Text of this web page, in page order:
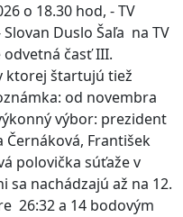
o 18.30 hod, - TV
Duslo Šaľa na TV
odvetná časť III.
ktorej štartujú tiež
od novembra
výbor: prezident
Černáková, František
polovička súťaže v
nachádzajú až na 12.
26:32 a 14 bodovým